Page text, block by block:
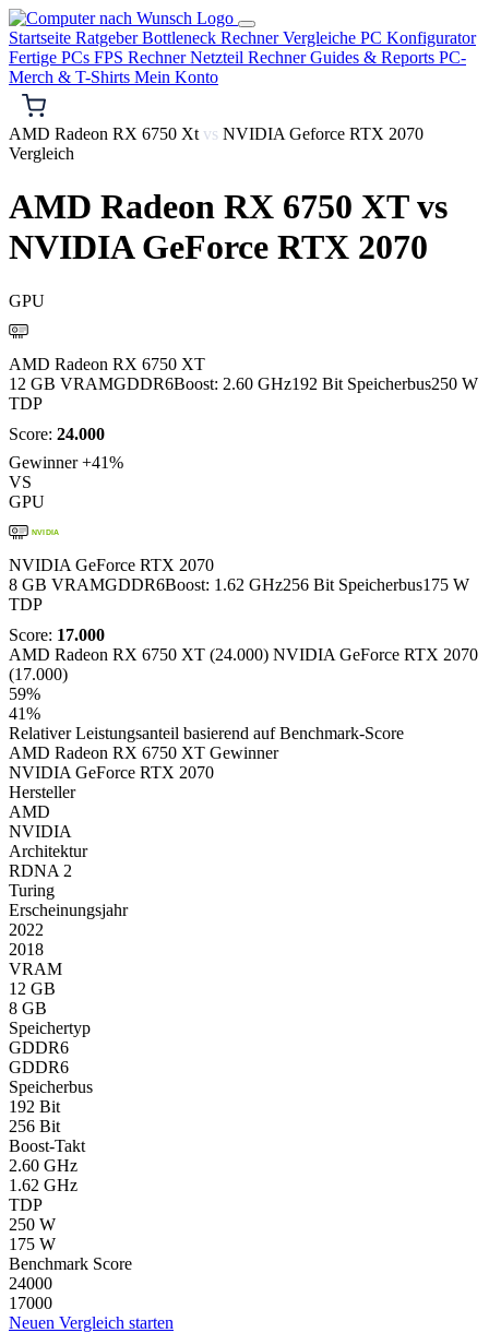
Startseite RatgeberBottleneck RechnerVergleiche PC Konfigurator
Fertige PCs FPS RechnerNetzteil RechnerGuides & Reports PC-
Merch & T-Shirts Mein Konto
AMD Radeon RX 6750 Xt vs NVIDIA Geforce RTX 2070
Vergleich
AMD Radeon RX 6750 XTvs
NVIDIA GeForce RTX 2070
GPU
AMD Radeon RX 6750 XT
12 GB VRAMGDDR6Boost: 2.60 GHz192 Bit Speicherbus250 W
TDP
Score: 24.000
Gewinner+41%
VS
GPU
NVIDIA
NVIDIA GeForce RTX 2070
8 GB VRAMGDDR6Boost: 1.62 GHz256 Bit Speicherbus175 W
TDP
Score: 17.000
AMD Radeon RX 6750 XT (24.000) NVIDIA GeForce RTX 2070
(17.000)
59%
41%
Relativer Leistungsanteil basierend auf Benchmark-Score
AMD Radeon RX 6750 XT Gewinner
NVIDIA GeForce RTX 2070
Hersteller
AMD
NVIDIA
Architektur
RDNA 2
Turing
Erscheinungsjahr
2022
2018
VRAM
12 GB
8 GB
Speichertyp
GDDR6
GDDR6
Speicherbus
192 Bit
256 Bit
Boost-Takt
2.60 GHz
1.62 GHz
TDP
250 W
175 W
Benchmark Score
24000
17000
Neuen Vergleich starten